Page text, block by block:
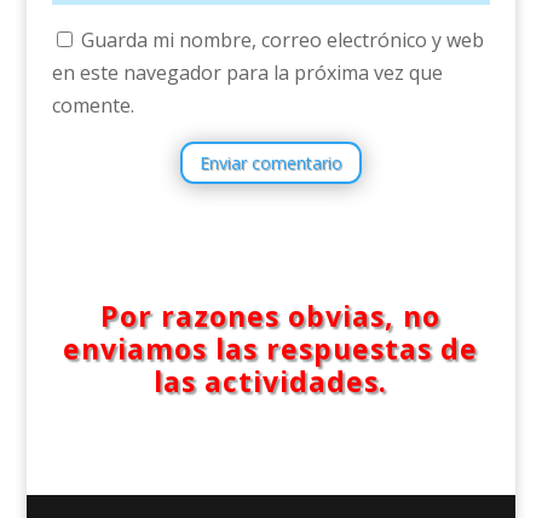
Guarda mi nombre, correo electrónico y web
en este navegador para la próxima vez que
comente.
Enviar comentario
Por razones obvias, no
enviamos las respuestas de
las actividades.